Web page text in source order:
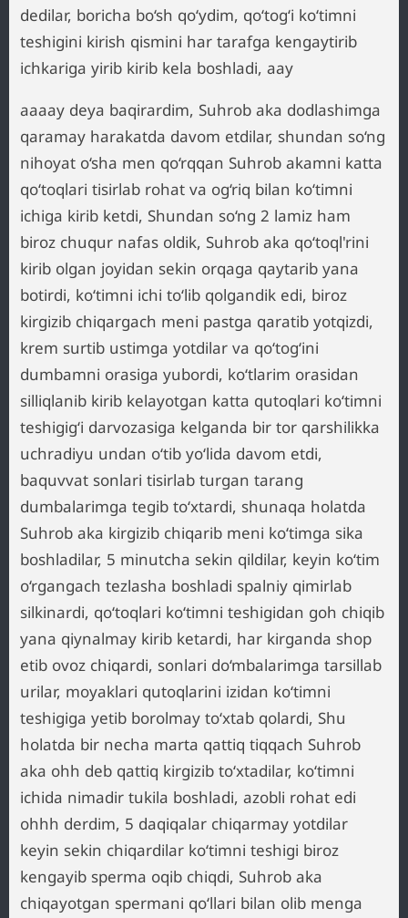
dedilar, boricha bo‘sh qo‘ydim, qo‘tog‘i ko‘timni
teshigini kirish qismini har tarafga kengaytirib
ichkariga yirib kirib kela boshladi, aay
aaaay deya baqirardim, Suhrob aka dodlashimga
qaramay harakatda davom etdilar, shundan so‘ng
nihoyat o‘sha men qo‘rqqan Suhrob akamni katta
qo‘toqlari tisirlab rohat va og‘riq bilan ko‘timni
ichiga kirib ketdi, Shundan so‘ng 2 lamiz ham
biroz chuqur nafas oldik, Suhrob aka qo‘toql'rini
kirib olgan joyidan sekin orqaga qaytarib yana
botirdi, ko‘timni ichi to‘lib qolgandik edi, biroz
kirgizib chiqargach meni pastga qaratib yotqizdi,
krem surtib ustimga yotdilar va qo‘tog‘ini
dumbamni orasiga yubordi, ko‘tlarim orasidan
silliqlanib kirib kelayotgan katta qutoqlari ko‘timni
teshigig‘i darvozasiga kelganda bir tor qarshilikka
uchradiyu undan o‘tib yo‘lida davom etdi,
baquvvat sonlari tisirlab turgan tarang
dumbalarimga tegib to‘xtardi, shunaqa holatda
Suhrob aka kirgizib chiqarib meni ko‘timga sika
boshladilar, 5 minutcha sekin qildilar, keyin ko‘tim
o‘rgangach tezlasha boshladi spalniy qimirlab
silkinardi, qo‘toqlari ko‘timni teshigidan goh chiqib
yana qiynalmay kirib ketardi, har kirganda shop
etib ovoz chiqardi, sonlari do‘mbalarimga tarsillab
urilar, moyaklari qutoqlarini izidan ko‘timni
teshigiga yetib borolmay to‘xtab qolardi, Shu
holatda bir necha marta qattiq tiqqach Suhrob
aka ohh deb qattiq kirgizib to‘xtadilar, ko‘timni
ichida nimadir tukila boshladi, azobli rohat edi
ohhh derdim, 5 daqiqalar chiqarmay yotdilar
keyin sekin chiqardilar ko‘timni teshigi biroz
kengayib sperma oqib chiqdi, Suhrob aka
chiqayotgan spermani qo‘llari bilan olib menga